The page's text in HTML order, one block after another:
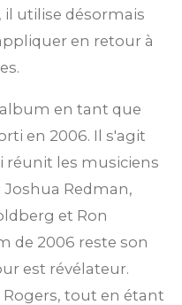
il utilise désormais
en retour à
en tant que
en 2006. Il s'agit
réunit les musiciens
Joshua Redman,
et Ron
de 2006 reste son
est révélateur.
tout en étant